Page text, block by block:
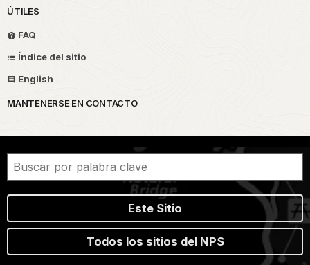
ÚTILES
FAQ
Índice del sitio
English
MANTENERSE EN CONTACTO
Este Sitio
Todos los sitios del NPS